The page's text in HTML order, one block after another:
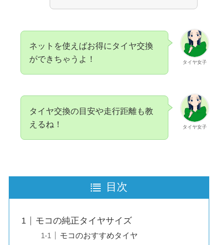
タイヤ女子
ネットを使えばお得にタイヤ交換
ができちゃうよ！
タイヤ女子
タイヤ交換の目安や走行距離も教
えるね！
目次
モコの純正タイヤサイズ
モコのおすすめタイヤ